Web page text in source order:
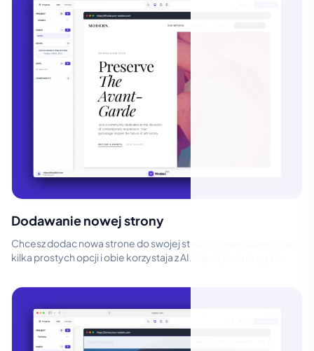
Dodawanie nowej strony
Chcesz dodac nowa strone do swojej strony internetowej? Masz
kilka prostych opcji i obie korzystaja z AI. Najszybsza droga?